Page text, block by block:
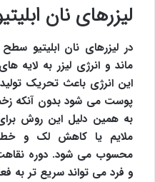
لیزرهای نان
در لیزرهای نان ابلیتیو
ماند و انرژی لیزر به
این انرژی باعث تحریک
پوست می شود بدون آنکه زخم
به همین دلیل این روش
ملایم یا کاهش لک و
محسوب می شود. دوره نقاهت
و فرد می تواند سریع تر به